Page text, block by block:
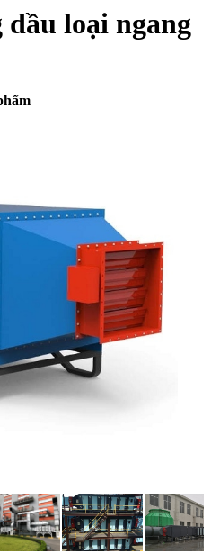
loại ngang